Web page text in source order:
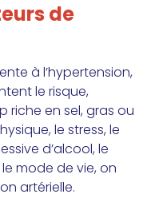
de
à l’hypertension,
le risque,
riche en sel, gras ou
le stress, le
d’alcool, le
mode de vie, on
artérielle.